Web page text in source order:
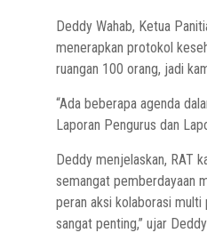
Deddy Wahab, Ketua
menerapkan protokol
ruangan 100 orang, jadi
“Ada beberapa agenda
Laporan Pengurus dan
Deddy menjelaskan, RAT
semangat pemberdayaan
peran aksi kolaborasi
sangat penting,” ujar